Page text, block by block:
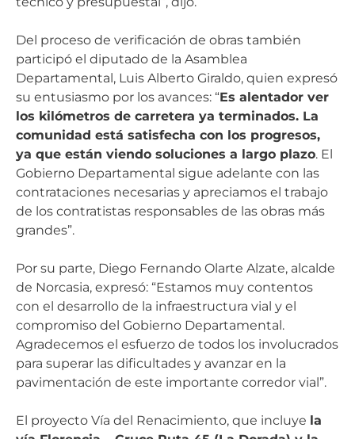
Del proceso de verificación de obras también
participó el diputado de la Asamblea
Departamental, Luis Alberto Giraldo, quien expresó
su entusiasmo por los avances: “Es alentador ver
los kilómetros de carretera ya terminados. La
comunidad está satisfecha con los progresos,
ya que están viendo soluciones a largo plazo. El
Gobierno Departamental sigue adelante con las
contrataciones necesarias y apreciamos el trabajo
de los contratistas responsables de las obras más
grandes”.
Por su parte, Diego Fernando Olarte Alzate, alcalde
de Norcasia, expresó: “Estamos muy contentos
con el desarrollo de la infraestructura vial y el
compromiso del Gobierno Departamental.
Agradecemos el esfuerzo de todos los involucrados
para superar las dificultades y avanzar en la
pavimentación de este importante corredor vial”.
El proyecto Vía del Renacimiento, que incluye la